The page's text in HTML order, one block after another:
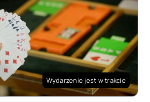
Wydarzenie jest w trakcie